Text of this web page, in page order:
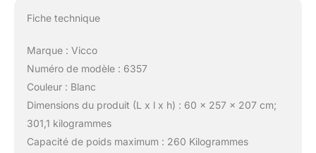
Fiche technique
Marque : Vicco
Numéro de modèle : 6357
Couleur : Blanc
Dimensions du produit (L x l x h) : 60 x 257 x 207 cm;
301,1 kilogrammes
Capacité de poids maximum : 260 Kilogrammes